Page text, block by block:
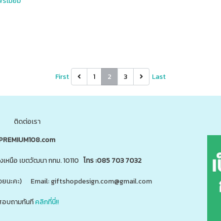
First 1 2 3 Last
ติดต่อเรา
หนือ เขตวัฒนา กทม. 10110 โทร :085 703 7032
ยนะคะ) Email: giftshopdesign.com@gmail.com
บถามทันทีคลิกที่นี่!!